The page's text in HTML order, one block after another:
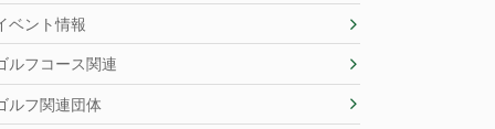
ベント情報
ルフコース関連
ルフ関連団体